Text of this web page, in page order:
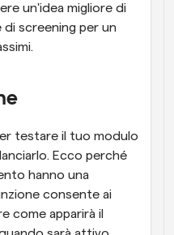
un'idea migliore di
screening per un
testare il tuo modulo
Ecco perché
hanno una
consente ai
come apparirà il